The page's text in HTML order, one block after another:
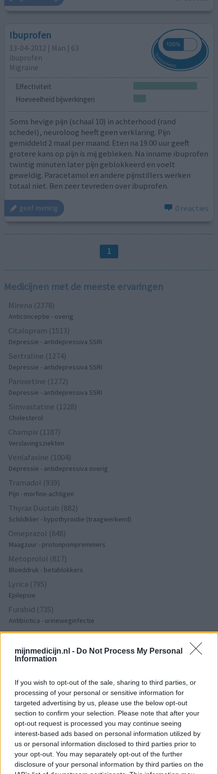
mijnmedicijn.nl - Do Not Process My Personal
Information
If you wish to opt-out of the sale, sharing to third parties, or
processing of your personal or sensitive information for
targeted advertising by us, please use the below opt-out
section to confirm your selection. Please note that after your
opt-out request is processed you may continue seeing
interest-based ads based on personal information utilized by
us or personal information disclosed to third parties prior to
your opt-out. You may separately opt-out of the further
disclosure of your personal information by third parties on the
Ibuprofen
13-04-2012 | Man | 63
ibuprofen
Migraine
Effectiviteit
Hoeveelheid bijwerkingen
Soms hevige pijn (schaal 10) in achterhood (rand
schedel), neuroloog heeft geen verklaring. Pijn
gemiddeld 2 maal per maand. Eten na 19.00 uur geeft
grotere kans op pijn is mij gebleken. Na inname ibuprofen
twintig minuten later pijn geblokkeerd en voelt
geweldig. Paracetamol en andere pijnstillers werken
totaal niet. Ben zeer tevreden over ibuprofen.
geef mening 0 reacties
1
Medicijnen met de meeste ervaringen
Mirena (2378)
Anticonceptie - overig
Citalopram (1513)
Depressie - antidepressiva SSRI
Sertraline (1274)
Depressie - antidepressiva SSRI
Paroxetine (1272)
Depressie - antidepressiva SSRI
Simvastatine (1228)
Cholesterol
Champix (1187)
Verslavingsziekten
Venlafaxine (1004)
Depressie - antidepressiva overig
Tramadol (939)
Pijn - morfine-achtigen
Thyrax Duotab (882)
Schildklier - hypothyroidie (traagwerkend)
Omeprazol (848)
Maagzuur - protonpompremmers
Metoprolol (817)
Bloeddruk - betablokkers
Lyrica (795)
Epilepsie
Furabid (735)
Antibiotica - urineweginfectie
Mirtazapine (731)
Depressie - antidepressiva overig
Amitriptyline (699)
Efexor (665)
Depressie - antidepressiva overig
Ethinylestradiol / Levonorgestrel (656)
Anticonceptie - eenfase
Seroquel (647)
Psychose / schizofrenie - antipsychotica
Escitalopram (647)